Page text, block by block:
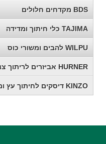
BDS מקדחים חלולים
TAJIMA כלי חיתוך ומדידה
WILPU להבים ומשורי כוס
HURNER אביזרים לריתוך צנרת
KINZO דיסקים לחיתוך עץ ומתכת